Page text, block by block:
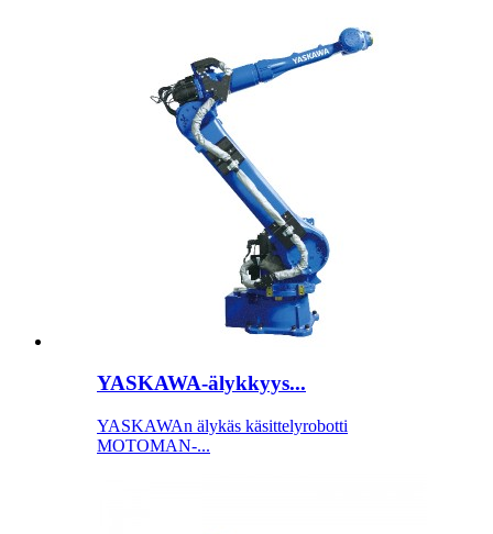
YASKAWA-älykkyys...
YASKAWAn älykäs käsittelyrobotti
MOTOMAN-...